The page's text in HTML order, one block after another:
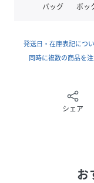
バッグ ボッ
発送日・在庫表記につ
同時に複数の商品を
シェア
お